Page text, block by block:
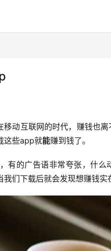
动互联网的时代，赚钱也
这些app就能赚到钱了。
有的广告语非常夸张，什么
们下载后就会发现想赚钱实